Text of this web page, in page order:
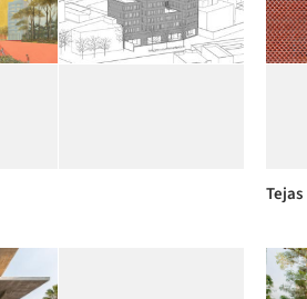
Tejas